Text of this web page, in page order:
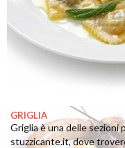
GRIGLIA
Griglia è una delle sezioni
stuzzicante.it, dove